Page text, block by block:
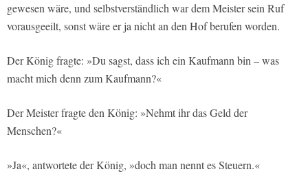
gewesen wäre, und selbstverständlich war dem Meister sein Ruf
vorausgeeilt, sonst wäre er ja nicht an den Hof berufen worden.
Der König fragte: »Du sagst, dass ich ein Kaufmann bin – was
macht mich denn zum Kaufmann?«
Der Meister fragte den König: »Nehmt ihr das Geld der
Menschen?«
»Ja«, antwortete der König, »doch man nennt es Steuern.«